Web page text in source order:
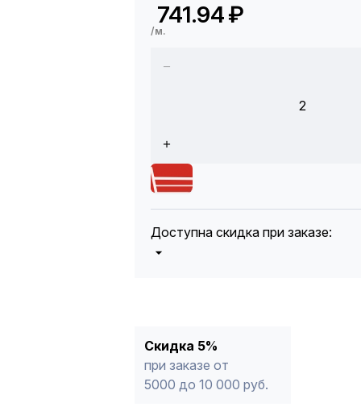
741.94₽
/м.
2
Доступна скидка при заказе:
* -Для заказов, состоящих
продукции, максимальная скидка
Скидка 5%
при заказе от
5000 до 10 000 руб.